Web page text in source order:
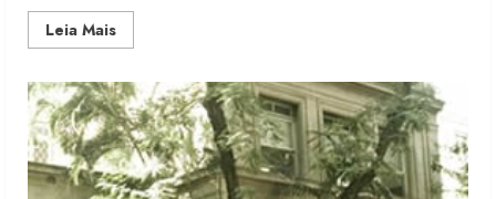
Leia MaisRead
more
Veiga
de
Almeida
divulga
ganhadores
de
concurso